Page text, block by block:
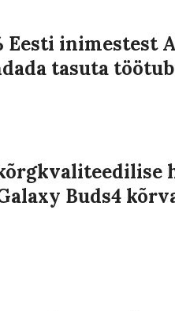
Eesti inimestest
tasuta
Buds4